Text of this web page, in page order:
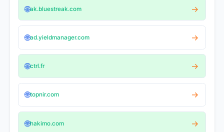
🌐ak.bluestreak.com →
🌐ad.yieldmanager.com →
🌐ctrl.fr →
🌐topnir.com →
🌐hakimo.com →